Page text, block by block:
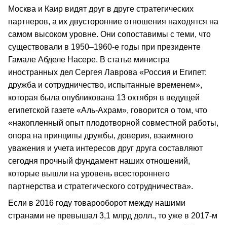
Москва и Каир видят друг в друге стратегических
партнеров, а их двусторонние отношения находятся на
самом высоком уровне. Они сопоставимы с теми, что
существовали в 1950–1960-е годы при президенте
Гамале Абделе Насере. В статье министра
иностранных дел Сергея Лаврова «Россия и Египет:
дружба и сотрудничество, испытанные временем»,
которая была опубликована 13 октября в ведущей
египетской газете «Аль-Ахрам», говорится о том, что
«накопленный опыт плодотворной совместной работы,
опора на принципы дружбы, доверия, взаимного
уважения и учета интересов друг друга составляют
сегодня прочный фундамент наших отношений,
которые вышли на уровень всестороннего
партнерства и стратегического сотрудничества».
Если в 2016 году товарооборот между нашими
странами не превышал 3,1 млрд долл., то уже в 2017-м